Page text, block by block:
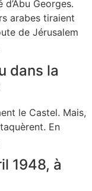
Georges.
arabes tiraient
de Jérusalem
dans la
le Castel. Mais,
En
1948, à